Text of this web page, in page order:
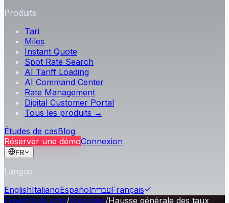
Produits
Tari
Miles
Instant Quote
Spot Rate Search
AI Tariff Loading
AI Command Center
Rate Management
Digital Customer Portal
Tous les produits →
Études de casBlog
Réserver une démoConnexion
FR
Langue
EnglishItalianoEspañolעבריתFrançais
Freightools.com/Glossaire/Hausse générale des taux